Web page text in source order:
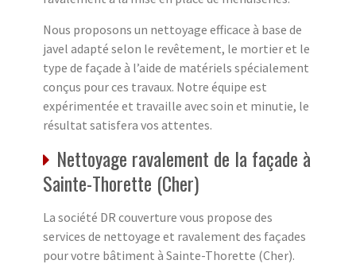
Nous proposons un nettoyage efficace à base de
javel adapté selon le revêtement, le mortier et le
type de façade à l’aide de matériels spécialement
conçus pour ces travaux. Notre équipe est
expérimentée et travaille avec soin et minutie, le
résultat satisfera vos attentes.
Nettoyage ravalement de la façade à
Sainte-Thorette (Cher)
La société DR couverture vous propose des
services de nettoyage et ravalement des façades
pour votre bâtiment à Sainte-Thorette (Cher).